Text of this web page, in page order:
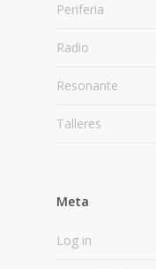
Periferia
Radio
Resonante
Talleres
Meta
Log in